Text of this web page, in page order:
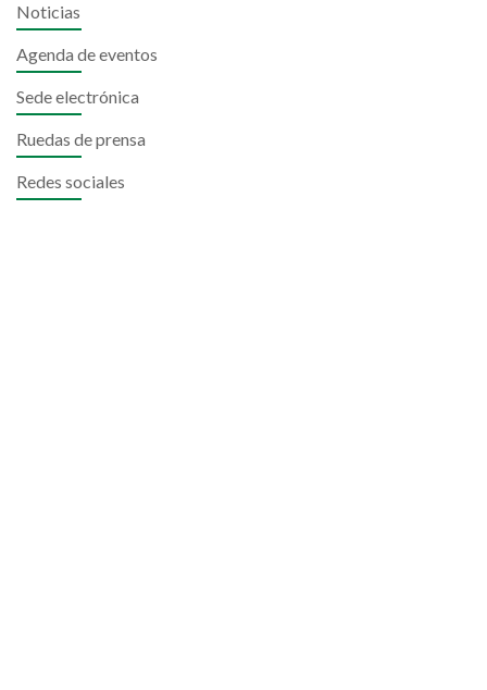
Noticias
Agenda de eventos
Sede electrónica
Ruedas de prensa
Redes sociales